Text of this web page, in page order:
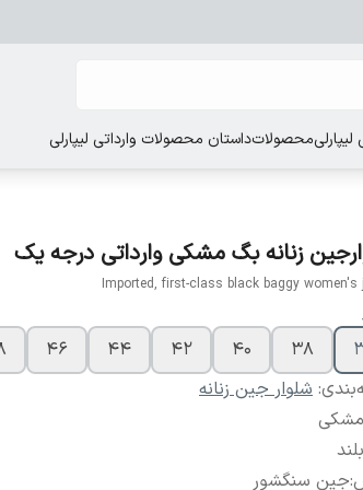
محصولاتداستان محصولات وارداتی لیپارلی
زنانه بگ مشکی وارداتی درجه یک
Imported, first-class black baggy women's
38
40
42
44
46
: شلوار جین زنانه
مشکی
بلند
:جین سنگشور